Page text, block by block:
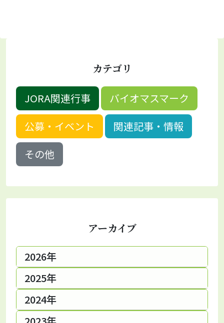
カテゴリ
JORA関連行事
バイオマスマーク
公募・イベント
関連記事・情報
その他
アーカイブ
2026年
2025年
2024年